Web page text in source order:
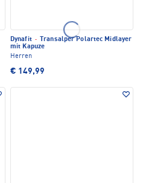
Dynafit ·
Transalper Polartec Midlayer
mit Kapuze
Herren
€ 149,99